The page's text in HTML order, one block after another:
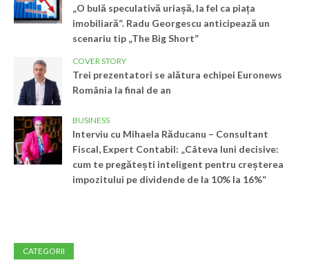
„O bulă speculativă uriașă, la fel ca piața
imobiliară”. Radu Georgescu anticipează un
scenariu tip „The Big Short”
COVER STORY
Trei prezentatori se alătura echipei Euronews
România la final de an
BUSINESS
Interviu cu Mihaela Răducanu – Consultant
Fiscal, Expert Contabil: „Câteva luni decisive:
cum te pregătești inteligent pentru creșterea
impozitului pe dividende de la 10% la 16%”
CATEGORII